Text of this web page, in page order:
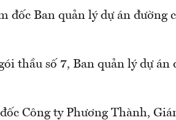
đốc Ban quản lý dự án đường
thầu số 7, Ban quản lý dự án
Công ty Phương Thành,